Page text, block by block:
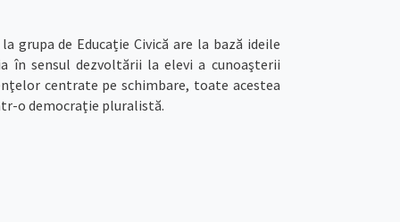
grupa de Educație Civică are la bază ideile
în sensul dezvoltării la elevi a cunoaşterii
centrate pe schimbare, toate acestea
o democraţie pluralistă.